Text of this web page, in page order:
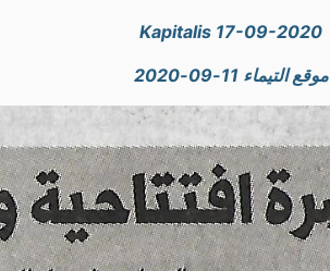
Kapitalis 17-09-2020
موقع التيماء 11-09-2020